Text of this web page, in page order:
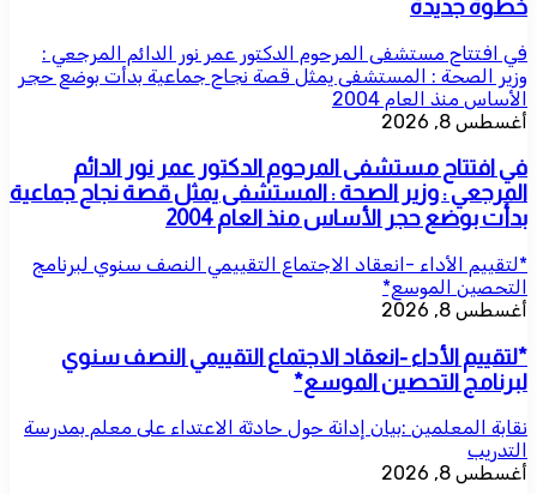
خطوة جديدة
في افتتاح مستشفى المرحوم الدكتور عمر نور الدائم المرجعي :
وزير الصحة : المستشفى يمثل قصة نجاح جماعية بدأت بوضع حجر
الأساس منذ العام 2004
أغسطس 8, 2026
في افتتاح مستشفى المرحوم الدكتور عمر نور الدائم
المرجعي : وزير الصحة : المستشفى يمثل قصة نجاح جماعية
بدأت بوضع حجر الأساس منذ العام 2004
*لتقييم الأداء -انعقاد الاجتماع التقييمي النصف سنوي لبرنامج
التحصين الموسع*
أغسطس 8, 2026
*لتقييم الأداء -انعقاد الاجتماع التقييمي النصف سنوي
لبرنامج التحصين الموسع*
نقابة المعلمين :بيان إدانة حول حادثة الاعتداء على معلم بمدرسة
التدريب
أغسطس 8, 2026